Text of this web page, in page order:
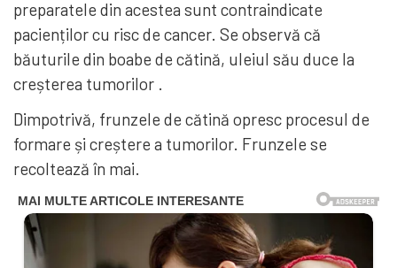
preparatele din acestea sunt contraindicate
pacienților cu risc de cancer. Se observă că
băuturile din boabe de cătină, uleiul său duce la
creșterea tumorilor .
Dimpotrivă, frunzele de cătină opresc procesul de
formare și creștere a tumorilor. Frunzele se
recoltează în mai.